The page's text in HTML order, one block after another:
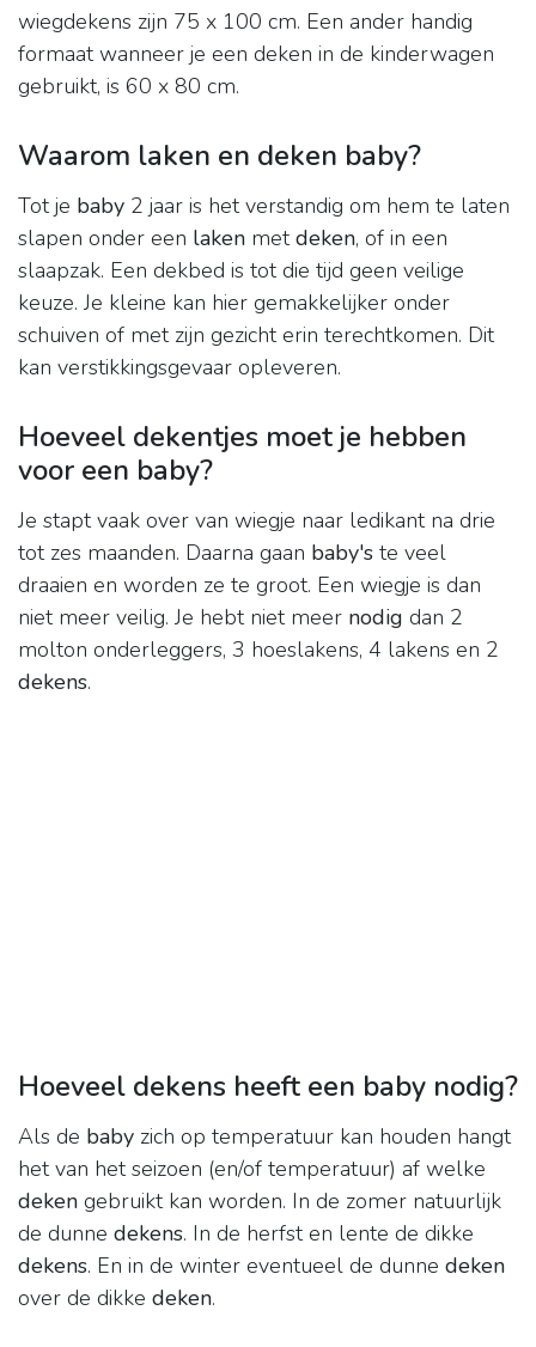
wiegdekens zijn 75 x 100 cm. Een ander handig
formaat wanneer je een deken in de kinderwagen
gebruikt, is 60 x 80 cm.
Waarom laken en deken baby?
Tot je baby 2 jaar is het verstandig om hem te laten
slapen onder een laken metdeken, of in een
slaapzak. Een dekbed is tot die tijd geen veilige
keuze. Je kleine kan hier gemakkelijker onder
schuiven of met zijn gezicht erin terechtkomen. Dit
kan verstikkingsgevaar opleveren.
Hoeveel dekentjes moet je hebben
voor een baby?
Je stapt vaak over van wiegje naar ledikant na drie
tot zes maanden. Daarna gaan baby's te veel
draaien en worden ze te groot. Een wiegje is dan
niet meer veilig. Je hebt niet meer nodig dan 2
molton onderleggers, 3 hoeslakens, 4 lakens en 2
dekens.
Hoeveel dekens heeft een baby nodig?
Als de baby zich op temperatuur kan houden hangt
het van het seizoen (en/of temperatuur) af welke
deken gebruikt kan worden. In de zomer natuurlijk
de dunne dekens. In de herfst en lente de dikke
dekens. En in de winter eventueel de dunne deken
over de dikke deken.